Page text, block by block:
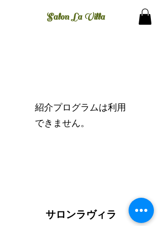
​Salon La Villa
紹介プログラムは利用
できません。
サロンラヴィラ